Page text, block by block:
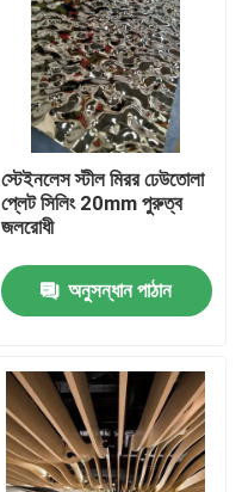
স্টেইনলেস স্টীল মিরর ঢেউতোলা
প্লেট সিলিং 20mm পুরুত্ব
জলরোধী
অনুসন্ধান পাঠান